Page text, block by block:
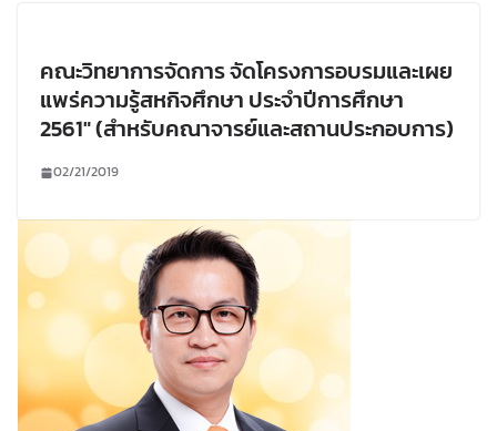
คณะวิทยาการจัดการ จัดโครงการอบรมและเผย
แพร่ความรู้สหกิจศึกษา ประจำปีการศึกษา
2561″ (สำหรับคณาจารย์และสถานประกอบการ)
02/21/2019